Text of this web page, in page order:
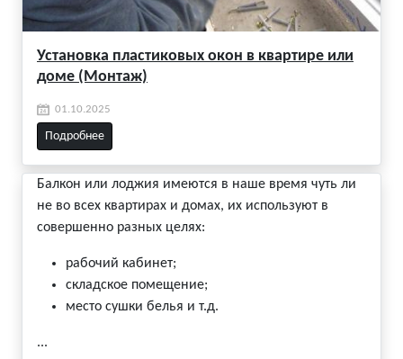
Установка пластиковых окон в квартире или
доме (Монтаж)
01.10.2025
Подробнее
Балкон или лоджия имеются в наше время чуть ли
не во всех квартирах и домах, их используют в
совершенно разных целях:
рабочий кабинет;
складское помещение;
место сушки белья и т.д.
...